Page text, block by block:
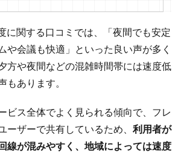
に関する口コミでは、「夜間でも安定
や会議も快適」といった良い声が多く
方や夜間などの混雑時間帯には速度低
もあります。
ビス全体でよく見られる傾向で、フレ
ーザーで共有しているため、 利用者が
線が混みやすく、地域によっては速度